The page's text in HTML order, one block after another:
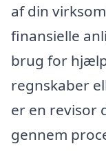
af din
finansielle
brug for
regnskaber
er en revisor
gennem